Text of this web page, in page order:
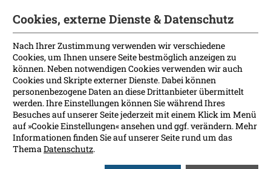
Fakultät
International Patients
Kontakt
Presse
Soziale Medien
Barrierefreiheit
Datenschutz
Impressum
Cookies, externe Dienste & Datenschutz
Nach Ihrer Zustimmung verwenden wir verschiedene
Cookies, um Ihnen unsere Seite bestmöglich anzeigen zu
können. Neben notwendigen Cookies verwenden wir auch
Cookies und Skripte externer Dienste. Dabei können
personenbezogene Daten an diese Drittanbieter übermittelt
werden. Ihre Einstellungen können Sie während Ihres
Besuches auf unserer Seite jederzeit mit einem Klick im Menü
auf »Cookie Einstellungen« ansehen und ggf. verändern. Mehr
Informationen finden Sie auf unserer Seite rund um das
ThemaDatenschutz.